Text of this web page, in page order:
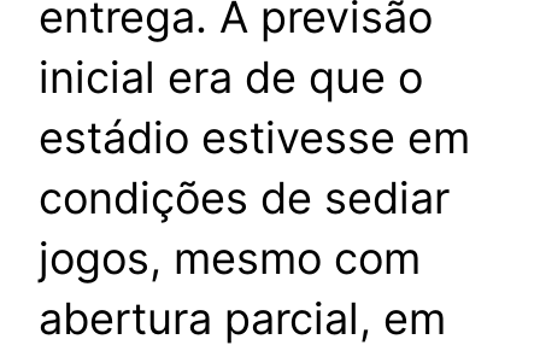
entrega. A previsão
inicial era de que o
estádio estivesse em
condições de sediar
jogos, mesmo com
abertura parcial, em